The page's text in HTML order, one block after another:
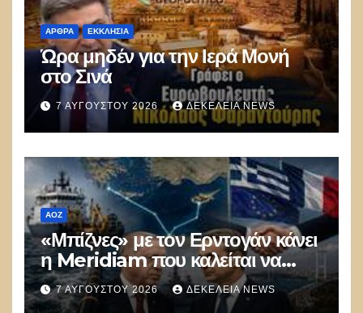
ΑΡΘΡΑ ΕΚΚΛΗΣΊΑ
Ώρα μηδέν για την Ιερά Μονή
στο Σινά
7 ΑΥΓΟΎΣΤΟΥ 2026 ΔΕΚΈΛΕΙΑ NEWS
ΑΟΖ
«Μπίζνες» με τον Ερντογάν κάνει
η Meridiam που καλείται να
ξεμπλοκάρει το καλώδιο
Ελλάδας–Κύπρου
7 ΑΥΓΟΎΣΤΟΥ 2026 ΔΕΚΈΛΕΙΑ NEWS